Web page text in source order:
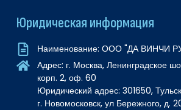
Юридическая информация
Наименование: ООО "ДА ВИНЧИ
Адрес: г. Москва, Ленинградское
корп. 2, оф. 60
Юридический адрес: 301650,
г. Новомосковск, ул Бережного, д.